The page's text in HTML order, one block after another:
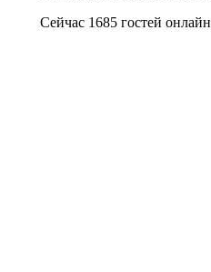
Сейчас 1685 гостей онлайн